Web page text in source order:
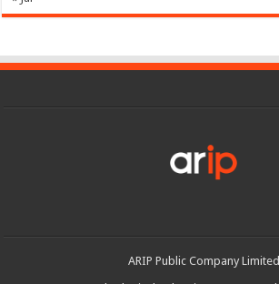
ARIP Public Company Limited